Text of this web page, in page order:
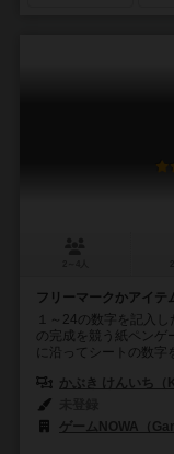
フリーマークかアイテ
１～24の数字を記入
の完成を競う紙ペンゲ
に沿ってシートの数字
かぶき けんいち（
ゲームNOWA（